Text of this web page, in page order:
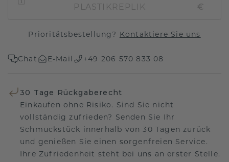
PLASTIKREPLIK
€
Prioritätsbestellung? Kontaktiere Sie uns
Chat E-Mail +49 206 570 833 08
30 Tage Rückgaberecht
Einkaufen ohne Risiko. Sind Sie nicht
vollständig zufrieden? Senden Sie Ihr
Schmuckstück innerhalb von 30 Tagen zurück
und genießen Sie einen sorgenfreien Service.
Ihre Zufriedenheit steht bei uns an erster Stelle.